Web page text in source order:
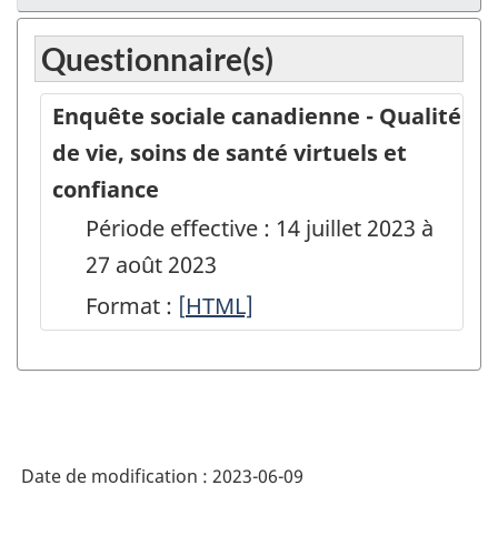
Questionnaire(s)
Enquête sociale canadienne - Qualité
de vie, soins de santé virtuels et
confiance
Période effective : 14 juillet 2023 à
27 août 2023
Format : [Enquête
canadienne
de
HTML]
Date de modification : 2023-06-09